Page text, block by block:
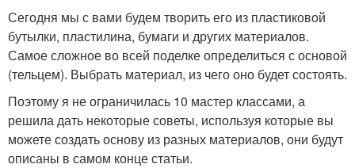
Сегодня мы с вами будем творить его из пластиковой
бутылки, пластилина, бумаги и других материалов.
Самое сложное во всей поделке определиться с основой
(тельцем). Выбрать материал, из чего оно будет состоять.
Поэтому я не ограничилась 10 мастер классами, а
решила дать некоторые советы, используя которые вы
можете создать основу из разных материалов, они будут
описаны в самом конце статьи.